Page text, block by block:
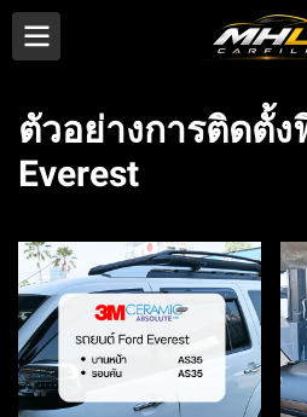
ตัวอย่างการติดตั้ง
Everest